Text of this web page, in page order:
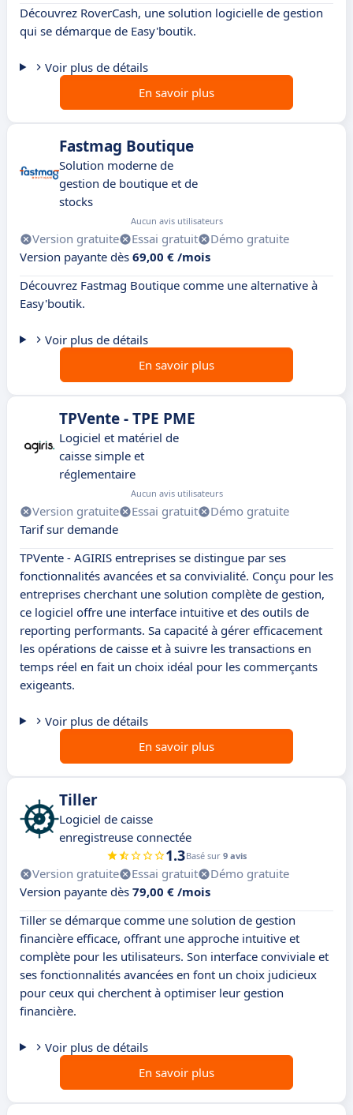
Découvrez RoverCash, une solution logicielle de gestion
qui se démarque de Easy'boutik.
Voir plus de détails
En savoir plus
Fastmag Boutique
Solution moderne de
gestion de boutique et de
stocks
Aucun avis utilisateurs
Version gratuite Essai gratuit
Démo gratuite
Version payante dès 69,00 € /mois
Découvrez Fastmag Boutique comme une alternative à
Easy'boutik.
Voir plus de détails
En savoir plus
TPVente - TPE PME
Logiciel et matériel de
caisse simple et
réglementaire
Aucun avis utilisateurs
Version gratuite Essai gratuit
Démo gratuite
Tarif sur demande
TPVente - AGIRIS entreprises se distingue par ses
fonctionnalités avancées et sa convivialité. Conçu pour les
entreprises cherchant une solution complète de gestion,
ce logiciel offre une interface intuitive et des outils de
reporting performants. Sa capacité à gérer efficacement
les opérations de caisse et à suivre les transactions en
temps réel en fait un choix idéal pour les commerçants
exigeants.
Voir plus de détails
En savoir plus
Tiller
Logiciel de caisse
enregistreuse connectée
1.3Basé sur 9 avis
Version gratuite Essai gratuit
Démo gratuite
Version payante dès 79,00 € /mois
Tiller se démarque comme une solution de gestion
financière efficace, offrant une approche intuitive et
complète pour les utilisateurs. Son interface conviviale et
ses fonctionnalités avancées en font un choix judicieux
pour ceux qui cherchent à optimiser leur gestion
financière.
Voir plus de détails
En savoir plus